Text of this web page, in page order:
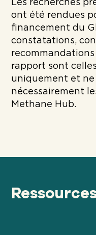
Les recherches
ont été rendues
financement du
constatations,
rapport sont
uniquement et
nécessairement
Methane Hub.